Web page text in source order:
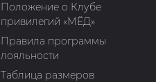
Положение о Клубе
привилегий «МЁД»
Правила программы
лояльности
Таблица размеров